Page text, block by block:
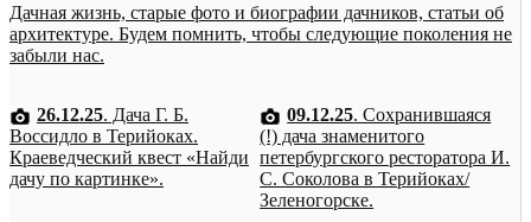
Дачная жизнь, старые фото и биографии дачников, статьи об
архитектуре. Будем помнить, чтобы следующие поколения не
забыли нас.
26.12.25. Дача Г. Б.
Воссидло в Терийоках.
Краеведческий квест «Найди
дачу по картинке».
09.12.25. Сохранившаяся
(!) дача знаменитого
петербургского ресторатора И.
С. Соколова в Терийоках/
Зеленогорске.